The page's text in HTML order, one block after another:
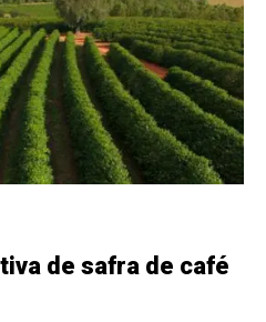
de safra de café